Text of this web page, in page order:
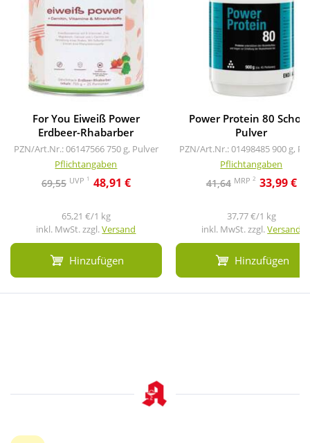
For You Eiweiß Power
Erdbeer-Rhabarber
PZN/Art.Nr.: 06147566750 g, Pulver
Pflichtangaben
69,55 UVP 1 48,91 €
65,21 €/1 kg
inkl. MwSt. zzgl.Versand
Hinzufügen
Power Protein 80
Pulver
PZN/Art.Nr.: 01498485900 g,
Pflichtangaben
41,64 MRP 2 33,99 €
37,77 €/1 kg
inkl. MwSt. zzgl.Versand
Hinzufügen